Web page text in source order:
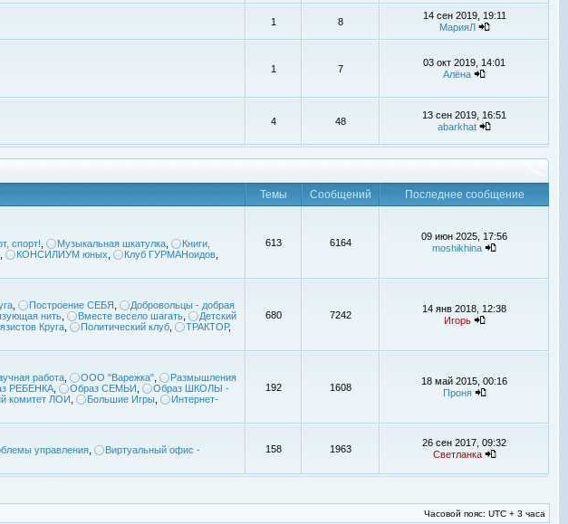
1 8
14 сен 2019, 19:11
МарияЛ
1 7
03 окт 2019, 14:01
Алёна
4 48
13 сен 2019, 16:51
abarkhat
Темы Сообщений
Последнее сообщение
спорт! Музыкальная шкатулка
Книги,
КОНСИЛИУМ юных Клуб ГУРМАНоидов
613 6164
09 июн 2025, 17:56
moshikhina
Построение СЕБЯ
Добровольцы - добрая
нить Вместе весело шагать
Детский
Круга Политический клуб ТРАКТОР,
680 7242
14 янв 2018, 12:38
Игорь
работа ООО "Варежка"
Размышления
РЕБЕНКА Образ СЕМЬИ
Образ ШКОЛЫ -
комитет ЛОИ Большие Игры
Интернет-
192 1608
18 май 2015, 00:16
Проня
управления
Виртуальный офис -
158 1963
26 сен 2017, 09:32
Светланка
Часовой пояс: UTC + 3 часа